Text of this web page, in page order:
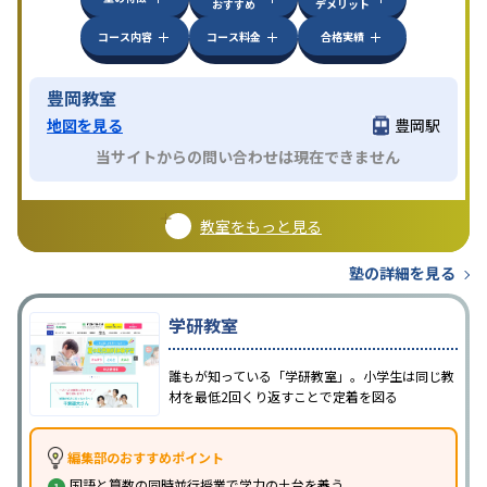
おすすめ
デメリット
コース内容
コース料金 合格実績
豊岡教室
地図を見る
豊岡駅
当サイトからの問い合わせは現在できません
教室をもっと見る
塾の詳細を見る
学研教室
誰もが知っている「学研教室」。小学生は同じ教
材を最低2回くり返すことで定着を図る
編集部のおすすめポイント